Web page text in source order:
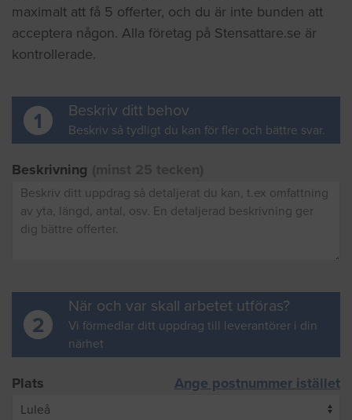
maximalt att få 5 offerter, och du är inte bunden att
acceptera någon. Alla företag på Stensattare.se är
kontrollerade.
1 Beskriv ditt behov
Beskriv så tydligt du kan för fler och bättre svar.
Beskrivning
2
När och var skall arbetet utföras?
Vi förmedlar ditt uppdrag till leverantörer i din
närhet
Plats Ange postnummer istället